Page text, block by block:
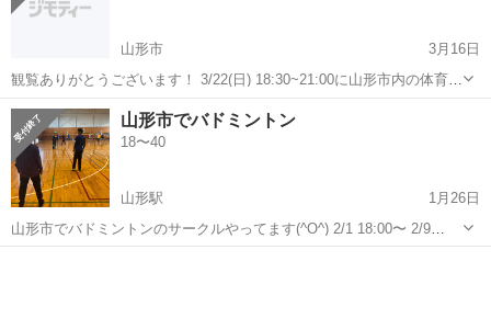
山形市
3月16日
観覧ありがとうございます！ 3/22(日) 18:30~21:00に山形市内の体育館
でバドミントンをするので20代の方で楽しくワイワイできる方大募集
中です！ 男女混合でやるので女性の方も楽しめます！ 少しでも気にな
った人は是...
山形 山形市 バドミントン 体育館
山形市でバドミントン
18〜40
山形駅
1月26日
山形市でバドミントンのサークルやってます(^O^) 2/1 18:00〜 2/9
15:00〜 活動日です(^-^) 連絡貰った方に場所は連絡させて頂きます😄